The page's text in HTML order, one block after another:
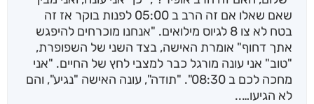
שאם שאלו אם זה הרב ב 05:00 לפנות בוקר אז זה
בטח לא צו 8 לגיוס מילואים. "אנחנו מוכרחים להיפגש
אתך דחוף" אומרת האישה, בצד השני של השפופרת,
"טוב" אני עונה מורגל כבר למצבי לחץ של החיים. "אני
מחכה לכם ב 08:30". "תודה", עונה האישה "נגיע", והם
לא הגיעו…..